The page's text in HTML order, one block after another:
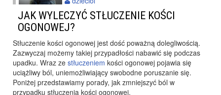
JAK WYLECZYĆ STŁUCZENIE KOŚCI
OGONOWEJ?
Stłuczenie kości ogonowej jest dość poważną dolegliwością.
Zazwyczaj możemy takiej przypadłości nabawić się podczas
upadku. Wraz ze stłuczeniem kości ogonowej pojawia się
uciążliwy ból, uniemożliwiający swobodne poruszanie się.
Poniżej przedstawiamy porady, jak zmniejszyć ból w
przypadku stłuczenia kości ogonowej.